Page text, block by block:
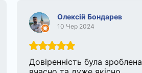
Олексій Бондарев
10 Чер 2024
Довіренність була зроблена